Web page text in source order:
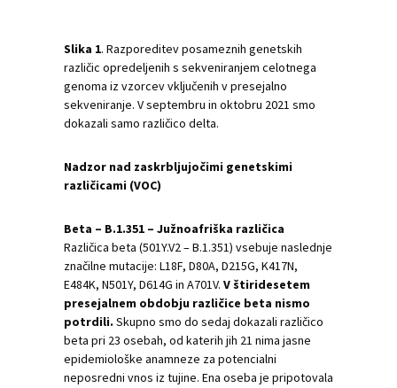
Slika 1. Razporeditev posameznih genetskih
različic opredeljenih s sekveniranjem celotnega
genoma iz vzorcev vključenih v presejalno
sekveniranje. V septembru in oktobru 2021 smo
dokazali samo različico delta.
Nadzor nad zaskrbljujočimi genetskimi
različicami (VOC)
Beta – B.1.351 – Južnoafriška različica
Različica beta (501Y.V2 – B.1.351) vsebuje naslednje
značilne mutacije: L18F, D80A, D215G, K417N,
E484K, N501Y, D614G in A701V. V štiridesetem
presejalnem obdobju različice beta nismo
potrdili. Skupno smo do sedaj dokazali različico
beta pri 23 osebah, od katerih jih 21 nima jasne
epidemiološke anamneze za potencialni
neposredni vnos iz tujine. Ena oseba je pripotovala